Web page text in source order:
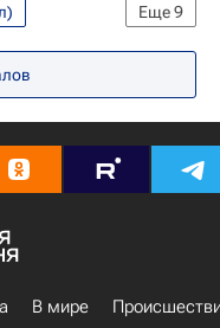
Еще9
спорта
В мире